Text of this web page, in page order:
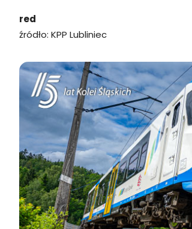
red
źródło: KPP Lubliniec